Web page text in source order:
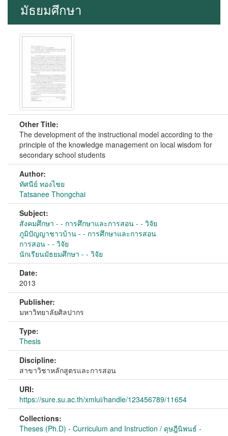
มัธยมศึกษา
Other Title:
The development of the instructional model according to the
principle of the knowledge management on local wisdom for
secondary school students
Author:
ทัศนีย์ ทองไชย
Tatsanee Thongchai
Subject:
สังคมศึกษา - - การศึกษาและการสอน - - วิจัย
ภูมิปัญญาชาวบ้าน - - การศึกษาและการสอน
การสอน - - วิจัย
นักเรียนมัธยมศึกษา - - วิจัย
Date:
2013
Publisher:
มหาวิทยาลัยศิลปากร
Type:
Thesis
Discipline:
สาขาวิชาหลักสูตรและการสอน
URI:
https://sure.su.ac.th/xmlui/handle/123456789/11654
Collections:
Theses (Ph.D) - Curriculum and Instruction / ดุษฎีนิพนธ์ -